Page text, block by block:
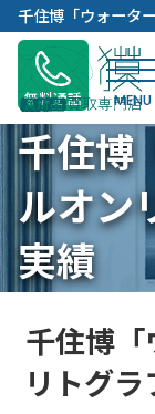
千住博「ウォータ
無料通話
千住博
ルオン
実績
千住博
リトグ